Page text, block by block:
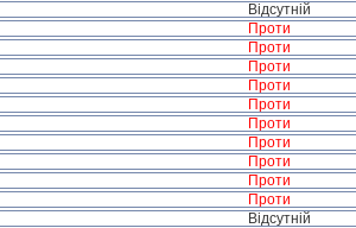
Відсутній
Проти
Проти
Проти
Проти
Проти
Проти
Проти
Проти
Проти
Проти
Відсутній